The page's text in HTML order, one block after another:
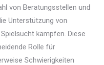
von Beratungsstellen und
Unterstützung von
kämpfen. Diese
Rolle für
Schwierigkeiten